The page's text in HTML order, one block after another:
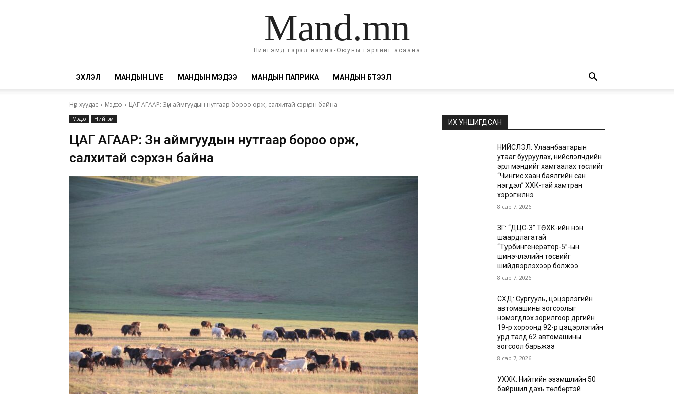
Mand.mn
Нийгэмд гэрэл нэмнэ-Оюуны гэрлийг асаана
ЭХЛЭЛ МАНДЫН LIVE МАНДЫН МЭДЭЭ МАНДЫН ПАПРИКА МАНДЫН БҮТЭЭЛ
Нүүр хуудас Мэдээ ЦАГ АГААР: Зүүн аймгуудын нутгаар бороо орж, салхитай сэрүүхэн байна
Мэдээ Нийгэм
ЦАГ АГААР: Зүүн аймгуудын нутгаар бороо орж,
салхитай сэрүүхэн байна
ИХ УНШИГДСАН
НИЙСЛЭЛ: Улаанбаатарын
утааг бууруулах, нийслэлчүүдийн
эрүүл мэндийг хамгаалах төслийг
“Чингис хаан баялгийн сан
нэгдэл” ХХК-тай хамтран
хэрэгжүүлнэ
8 сар 7, 2026
ЗГ: “ДЦС-3” ТӨХК-ийн нэн
шаардлагатай
“Турбингенератор-5”-ын
шинэчлэлийн төсвийг
шийдвэрлэхээр болжээ
8 сар 7, 2026
СХД: Сургууль, цэцэрлэгийн
автомашины зогсоолыг
нэмэгдүүлэх зорилгоор дүүргийн
19-р хороонд 92-р цэцэрлэгийн
урд талд 62 автомашины
зогсоол барьжээ
8 сар 7, 2026
УХХК: Нийтийн эзэмшлийн 50
байршил дахь төлбөртэй